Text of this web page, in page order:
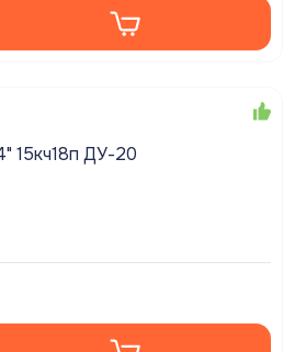
Вентиль чугун 3/4" 15кч18п ДУ-20